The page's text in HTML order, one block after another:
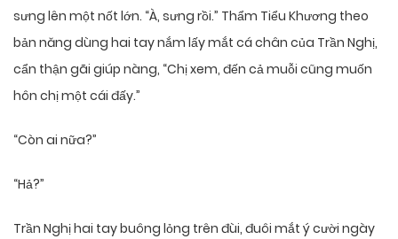
sưng lên một nốt lớn. “À, sưng rồi.” Thẩm Tiểu Khương theo
bản năng dùng hai tay nắm lấy mắt cá chân của Trần Nghị,
cẩn thận gãi giúp nàng, “Chị xem, đến cả muỗi cũng muốn
hôn chị một cái đấy.”
“Còn ai nữa?”
“Hả?”
Trần Nghị hai tay buông lỏng trên đùi, đuôi mắt ý cười ngày